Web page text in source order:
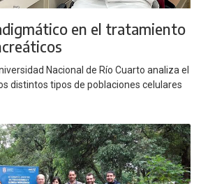
en el tratamiento
Nacional de Río Cuarto analiza el
distintos tipos de poblaciones celulares